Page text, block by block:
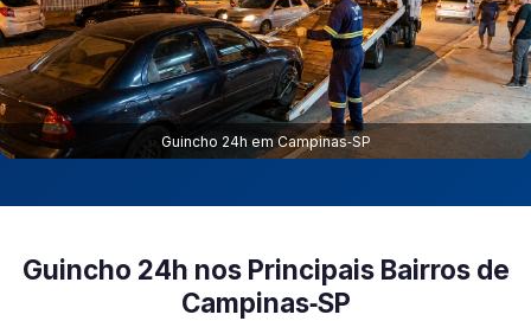
Guincho 24h em Campinas‑SP
Guincho 24h nos Principais Bairros de
Campinas‑SP